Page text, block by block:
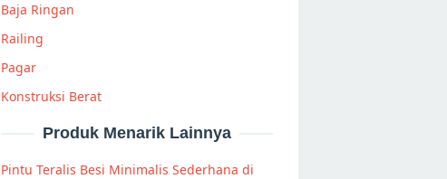
Baja Ringan
Railing
Pagar
Konstruksi Berat
Produk Menarik Lainnya
Pintu Teralis Besi Minimalis Sederhana di